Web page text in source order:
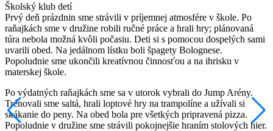
Školský klub detí
Prvý deň prázdnin sme strávili v príjemnej atmosfére v škole. Po
raňajkách sme v družine robili ručné práce a hrali hry; plánovaná
túra nebola možná kvôli počasiu. Deti si s pomocou dospelých sami
uvarili obed. Na jedálnom lístku boli špagety Bolognese.
Popoludnie sme ukončili kreatívnou činnosťou a na ihrisku v
materskej škole.
Po výdatných raňajkách sme sa v utorok vybrali do Jump Arény.
Trénovali sme saltá, hrali loptové hry na trampolíne a užívali si
skákanie do peny. Na obed bola pre všetkých pripravená pizza.
Popoludnie v družine sme strávili pokojnejšie hraním stolových hier.